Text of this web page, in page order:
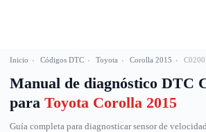
Inicio › Códigos DTC › Toyota › Corolla 2015 › C0200
Manual de diagnóstico DTC
para Toyota Corolla 2015
Guía completa para diagnosticar sensor de